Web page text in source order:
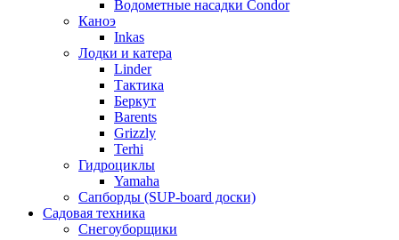
Водометные насадки Condor
Каноэ
Inkas
Лодки и катера
Linder
Тактика
Беркут
Barents
Grizzly
Terhi
Гидроциклы
Yamaha
Сапборды (SUP-board доски)
Садовая техника
Снегоуборщики